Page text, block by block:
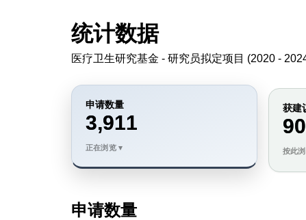
统计数据
医疗卫生研究基金 - 研究员拟定项目 (2020 -
申请数量
3,911
获建
申请数量